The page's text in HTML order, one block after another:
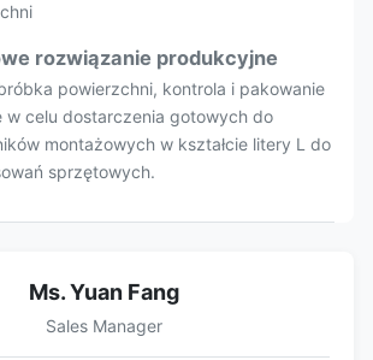
rozwiązanie produkcyjne
powierzchni, kontrola i pakowanie
w celu dostarczenia gotowych do
montażowych w kształcie litery L do
sprzętowych.
Ms. Yuan Fang
Sales Manager